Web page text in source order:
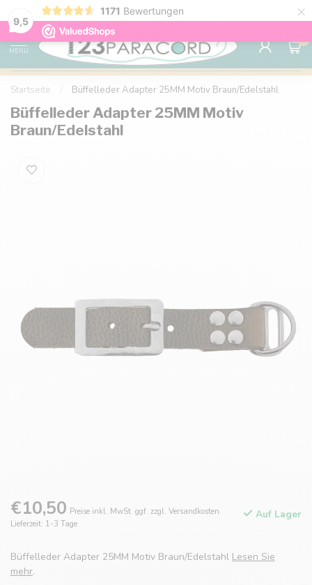
9,5
1171 Bewertungen ×
Kostenlose Lieferung nach Hause ab 150 €
MENU
0
Startseite Büffelleder Adapter 25MM Motiv Braun/Edelstahl
Büffelleder Adapter 25MM Motiv
Braun/Edelstahl
€10,50 Preise inkl. MwSt. ggf. zzgl. Versandkosten.
Lieferzeit: 1-3 Tage
Auf Lager
Büffelleder Adapter 25MM Motiv Braun/Edelstahl Lesen Sie
mehr.